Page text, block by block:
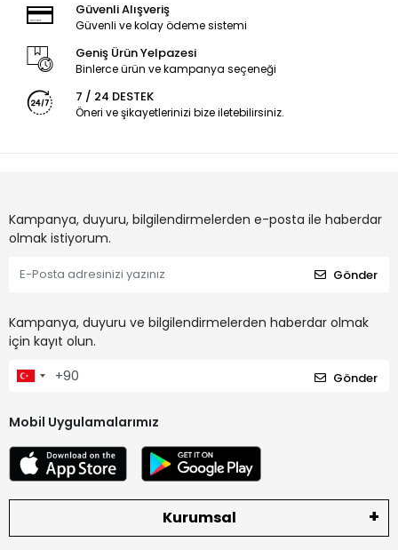
Güvenli Alışveriş
Güvenli ve kolay ödeme sistemi
Geniş Ürün Yelpazesi
Binlerce ürün ve kampanya seçeneği
7 / 24 DESTEK
Öneri ve şikayetlerinizi bize iletebilirsiniz.
Kampanya, duyuru, bilgilendirmelerden e-posta ile haberdar
olmak istiyorum.
Gönder
Kampanya, duyuru ve bilgilendirmelerden haberdar olmak
için kayıt olun.
Gönder
Mobil Uygulamalarımız
Kurumsal